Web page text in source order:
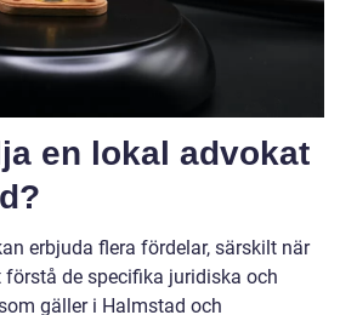
en lokal advokat
erbjuda flera fördelar, särskilt när
de specifika juridiska och
gäller i Halmstad och